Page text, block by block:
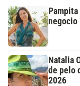
negocio
Natalia
de pelo
2026